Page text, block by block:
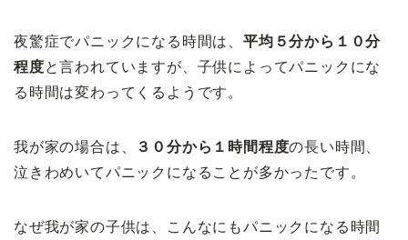
夜驚症でパニックになる時間は、 平均５分から１０分
程度と言われていますが、子供によってパニックにな
る時間は変わってくるようです。
我が家の場合は、 ３０分から１時間程度の長い時間、
泣きわめいてパニックになることが多かったです。
なぜ我が家の子供は、こんなにもパニックになる時間